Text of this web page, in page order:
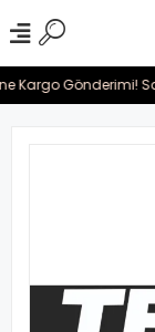
Kargo Gönderimi!